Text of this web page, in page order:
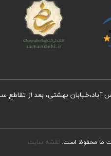
ما محفوظ است. نقشه سایت